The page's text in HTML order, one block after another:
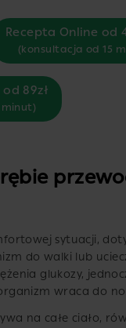
Recepta Online od
(konsultacja od 15
89zł
minut)
sytuacji,
do walki lub
glukozy,
wraca do
na całe ciało,